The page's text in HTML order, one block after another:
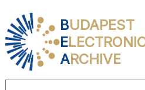
BUDAPEST
E
ARCHIVE